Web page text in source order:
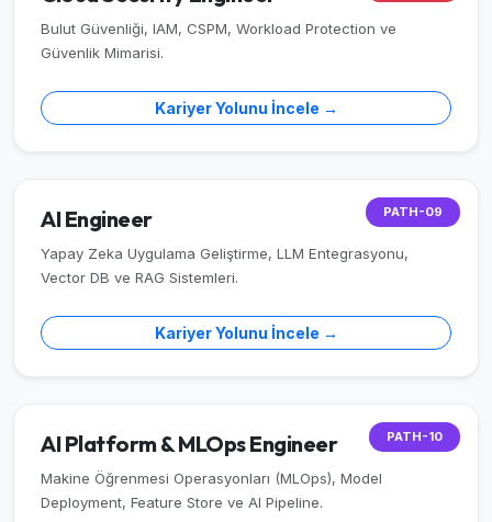
Bulut Güvenliği, IAM, CSPM, Workload Protection ve
Güvenlik Mimarisi.
Kariyer Yolunu İncele →
PATH-09
AI Engineer
Yapay Zeka Uygulama Geliştirme, LLM Entegrasyonu,
Vector DB ve RAG Sistemleri.
Kariyer Yolunu İncele →
PATH-10
AI Platform & MLOps Engineer
Makine Öğrenmesi Operasyonları (MLOps), Model
Deployment, Feature Store ve AI Pipeline.